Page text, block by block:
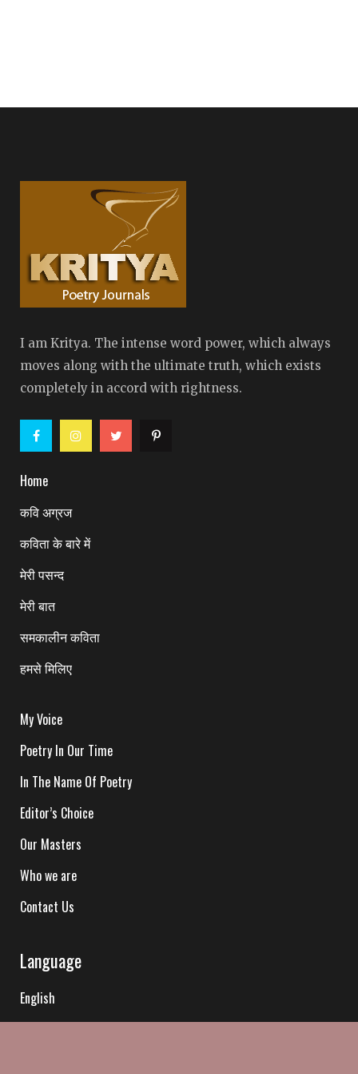
I am Kritya. The intense word power, which always
moves along with the ultimate truth, which exists
completely in accord with rightness.
Home
कवि अग्रज
कविता के बारे में
मेरी पसन्द
मेरी बात
समकालीन कविता
हमसे मिलिए
My Voice
Poetry In Our Time
In The Name Of Poetry
Editor’s Choice
Our Masters
Who we are
Contact Us
Language
English